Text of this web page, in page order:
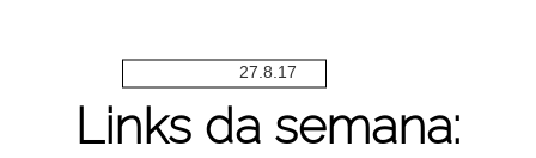
27.8.17
Links da semana: